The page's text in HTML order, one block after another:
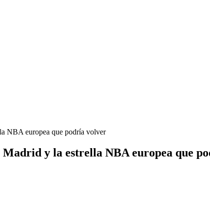
NBA europea que podría volver
y la estrella NBA europea que